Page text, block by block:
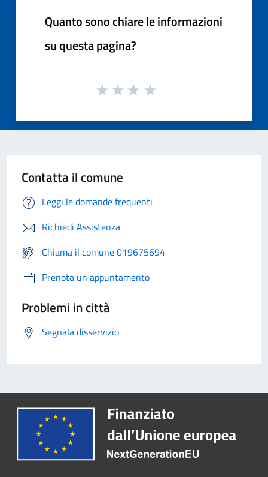
Quanto sono chiare le informazioni
su questa pagina?
Contatta il comune
Leggi le domande frequenti
Richiedi Assistenza
Chiama il comune 019675694
Prenota un appuntamento
Problemi in città
Segnala disservizio